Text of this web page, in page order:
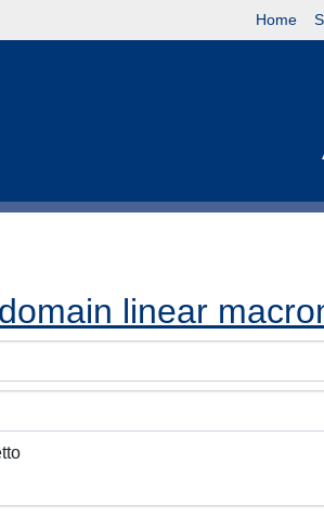
Home
linear